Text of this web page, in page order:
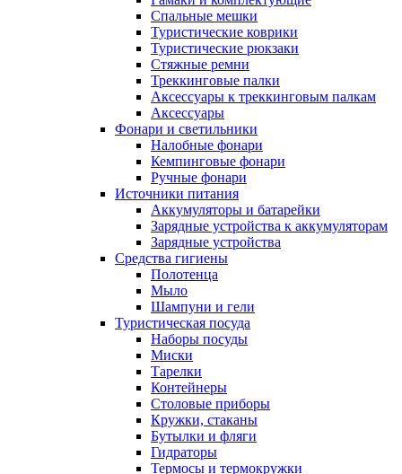
Спальные мешки
Туристические коврики
Туристические рюкзаки
Стяжные ремни
Треккинговые палки
Аксессуары к треккинговым палкам
Аксессуары
Фонари и светильники
Налобные фонари
Кемпинговые фонари
Ручные фонари
Источники питания
Аккумуляторы и батарейки
Зарядные устройства к аккумуляторам
Зарядные устройства
Средства гигиены
Полотенца
Мыло
Шампуни и гели
Туристическая посуда
Наборы посуды
Миски
Тарелки
Контейнеры
Столовые приборы
Кружки, стаканы
Бутылки и фляги
Гидраторы
Термосы и термокружки